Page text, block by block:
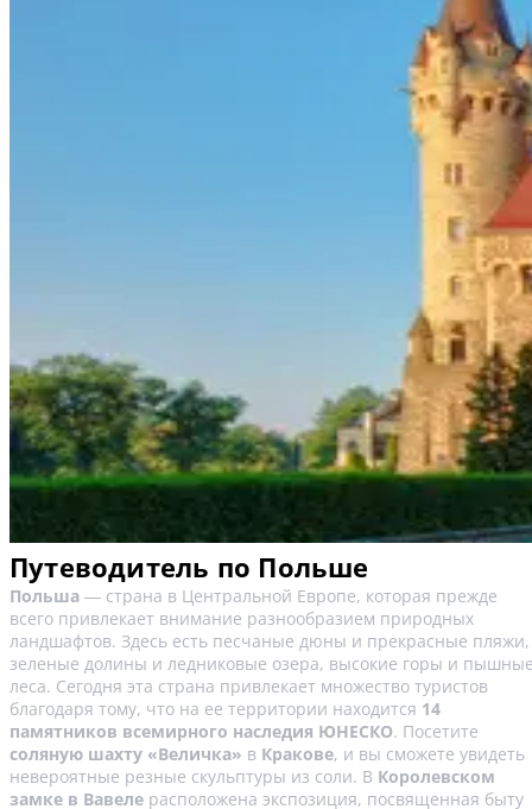
Путеводитель по Польше
Польша ― страна в Центральной Европе, которая прежде
всего привлекает внимание разнообразием природных
ландшафтов. Здесь есть песчаные дюны и прекрасные пляжи,
зеленые долины и ледниковые озера, высокие горы и
леса. Сегодня эта страна привлекает множество туристов
благодаря тому, что на ее территории находится 14
памятников всемирного наследия ЮНЕСКО. Посетите
соляную шахту «Величка» в Кракове, и вы сможете увидеть
невероятные резные скульптуры из соли. В Королевском
замке в Вавеле расположена экспозиция, посвященная быту